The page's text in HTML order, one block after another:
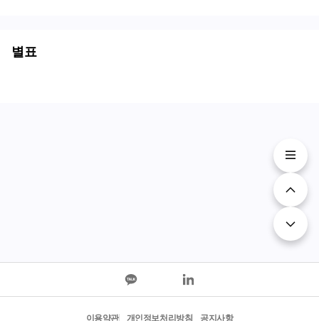
별표
이용약관 개인정보처리방침 공지사항